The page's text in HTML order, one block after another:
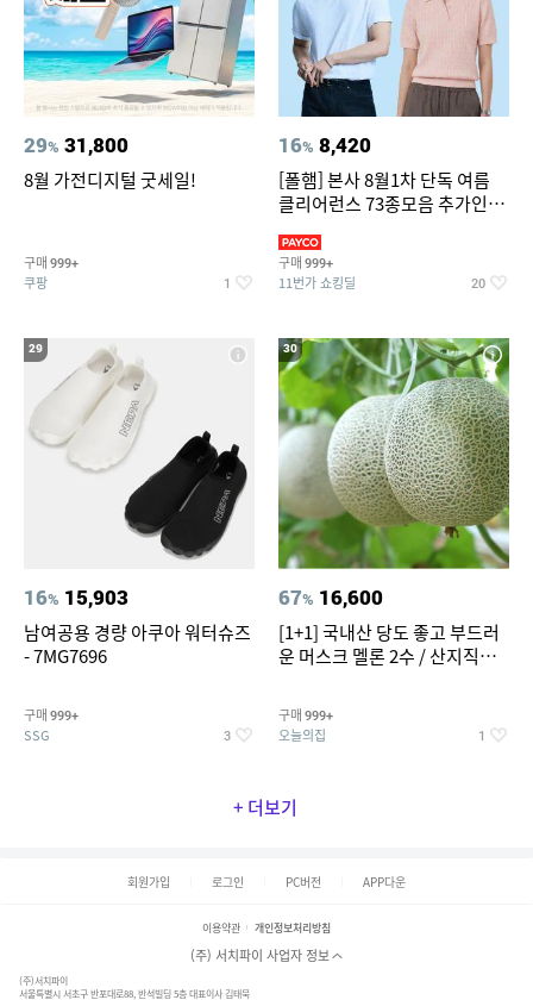
29% 31,800
8월 가전디지털 굿세일!
구매 999+
쿠팡 1
16% 8,420
[폴햄] 본사 8월1차 단독 여름
클리어런스 73종모음 추가인하
구매 999+
11번가 쇼킹딜 20
29
16% 15,903
남여공용 경량 아쿠아 워터슈즈
- 7MG7696
구매 999+
SSG 3
30
67% 16,600
[1+1] 국내산 당도 좋고 부드러
운 머스크 멜론 2수 / 산지직송 x
구매 999+
오늘의집 1
+ 더보기
회원가입 로그인 PC버전 APP다운
이용약관 개인정보처리방침
(주) 서치파이 사업자 정보
(주)서치파이
서울특별시 서초구 반포대로88, 반석빌딩 5층 대표이사 김태묵